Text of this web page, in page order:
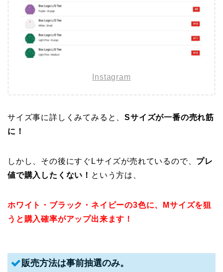
Instagram
サイズ事に詳しくみてみると、Sサイズが一番の売れ筋
に！
しかし、その後にすぐLサイズが売れているので、 プレ
値で購入したくない！ という方は、
ホワイト・ブラック・ネイビーの3色に、Mサイズを狙
うと購入確率がアップ出来ます！
販売方法は事前抽選のみ。